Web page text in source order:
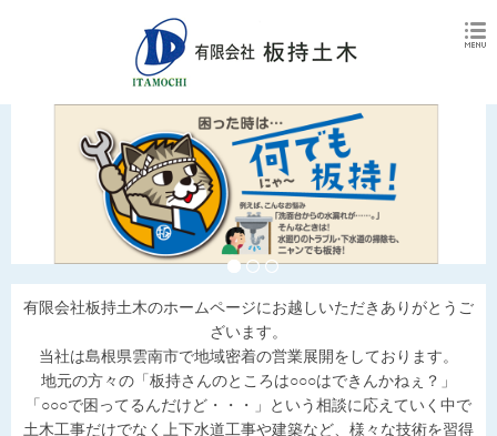
有限会社板持土木のホームページにお越しいただきありがとうご
ざいます。
当社は島根県雲南市で地域密着の営業展開をしております。
地元の方々の「板持さんのところは○○○はできんかねぇ？」
「○○○で困ってるんだけど・・・」という相談に応えていく中で
土木工事だけでなく上下水道工事や建築など、様々な技術を習得